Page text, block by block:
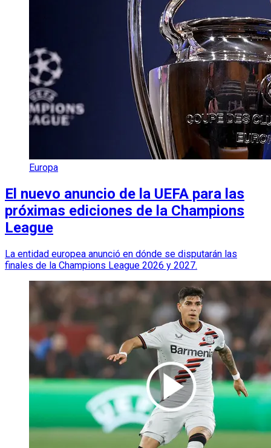
Europa
El nuevo anuncio de la UEFA para las
próximas ediciones de la Champions
League
La entidad europea anunció en dónde se disputarán las
finales de la Champions League 2026 y 2027.